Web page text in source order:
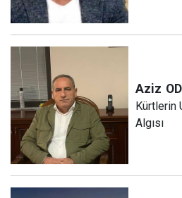
Aziz
Kürtlerin
Algısı